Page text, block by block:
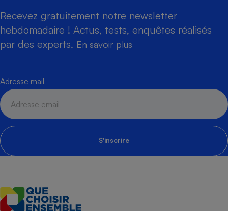
Recevez gratuitement notre newsletter
hebdomadaire ! Actus, tests, enquêtes réalisés
par des experts. En savoir plus
Adresse mail
S'inscrire